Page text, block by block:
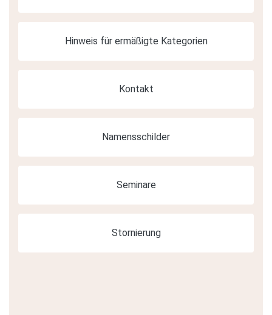
Hinweis für ermäßigte Kategorien
Kontakt
Namensschilder
Seminare
Stornierung